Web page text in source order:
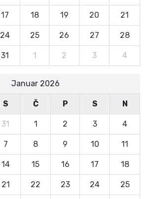
17 18 19 20 21
24 25 26 27 28
31 1 2 3 4
Januar 2026
S Č P S N
31 1 2 3 4
7 8 9 10 11
14 15 16 17 18
21 22 23 24 25